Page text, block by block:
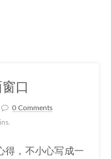
口
0 Comments
得，不小心写成一